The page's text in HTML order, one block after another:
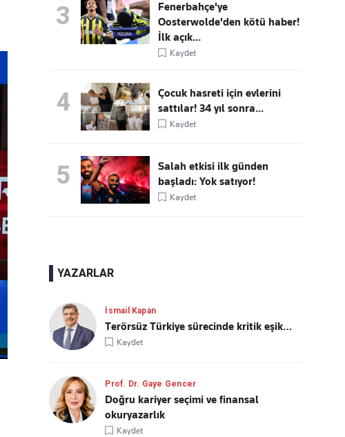
3
Fenerbahçe'ye
Oosterwolde'den kötü haber!
İlk açık...
Kaydet
4
Çocuk hasreti için evlerini
sattılar! 34 yıl sonra...
Kaydet
5
Salah etkisi ilk günden
başladı: Yok satıyor!
Kaydet
YAZARLAR
İsmail Kapan
Terörsüz Türkiye sürecinde kritik eşik…
Kaydet
Prof. Dr. Gaye Gencer
Doğru kariyer seçimi ve finansal
okuryazarlık
Kaydet